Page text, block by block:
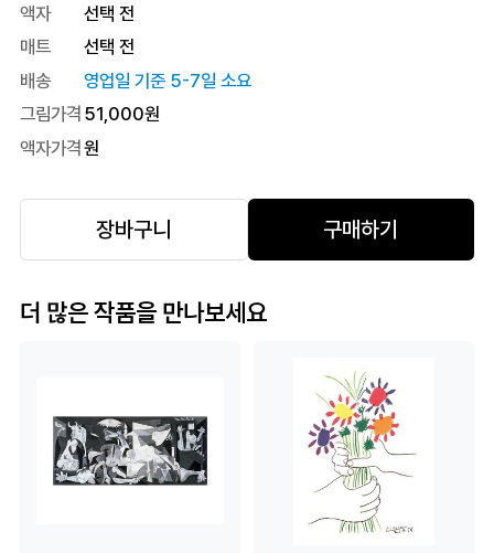
액자
선택 전
매트
선택 전
배송
영업일 기준 5-7일 소요
그림가격 51,000원
액자가격원
장바구니 구매하기
더 많은 작품을 만나보세요